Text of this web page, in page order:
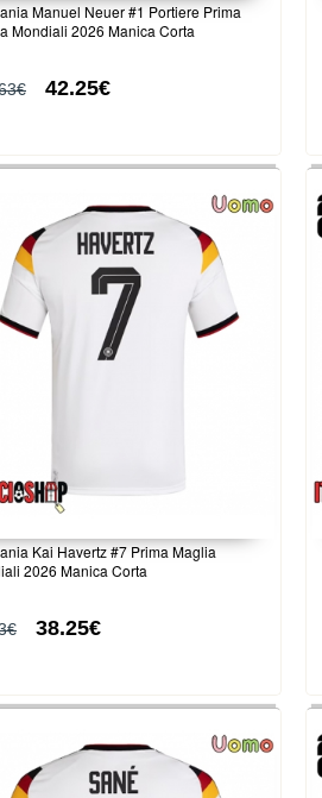
Manuel Neuer #1 Portiere Prima
Mondiali 2026 Manica Corta
42.25€
Kai Havertz #7 Prima Maglia
2026 Manica Corta
38.25€